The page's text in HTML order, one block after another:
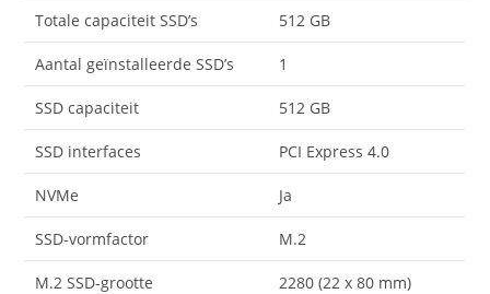
Totale capaciteit SSD’s 512 GB
Aantal geïnstalleerde SSD’s 1
SSD capaciteit 512 GB
SSD interfaces PCI Express 4.0
NVMe Ja
SSD-vormfactor M.2
M.2 SSD-grootte 2280 (22 x 80 mm)